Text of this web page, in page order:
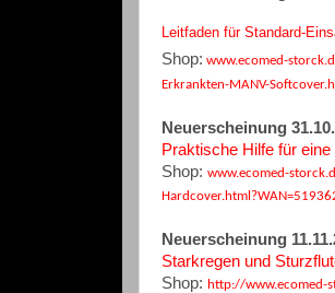
Leitfaden für Standard-
Shop: www.ecomed-
Erkrankten-MANV-
Neuerscheinung
Praktische Hilfe für
Shop: www.ecomed-
Neuerscheinung
Starkregen und
Shop: http://www.ecomed-